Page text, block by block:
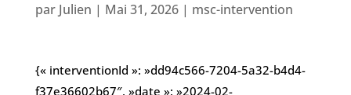
par Julien | Mai 31, 2026| msc-intervention
{« interventionId »: »dd94c566-7204-5a32-b4d4-
f37e36602b67″, »date »: »2024-02-